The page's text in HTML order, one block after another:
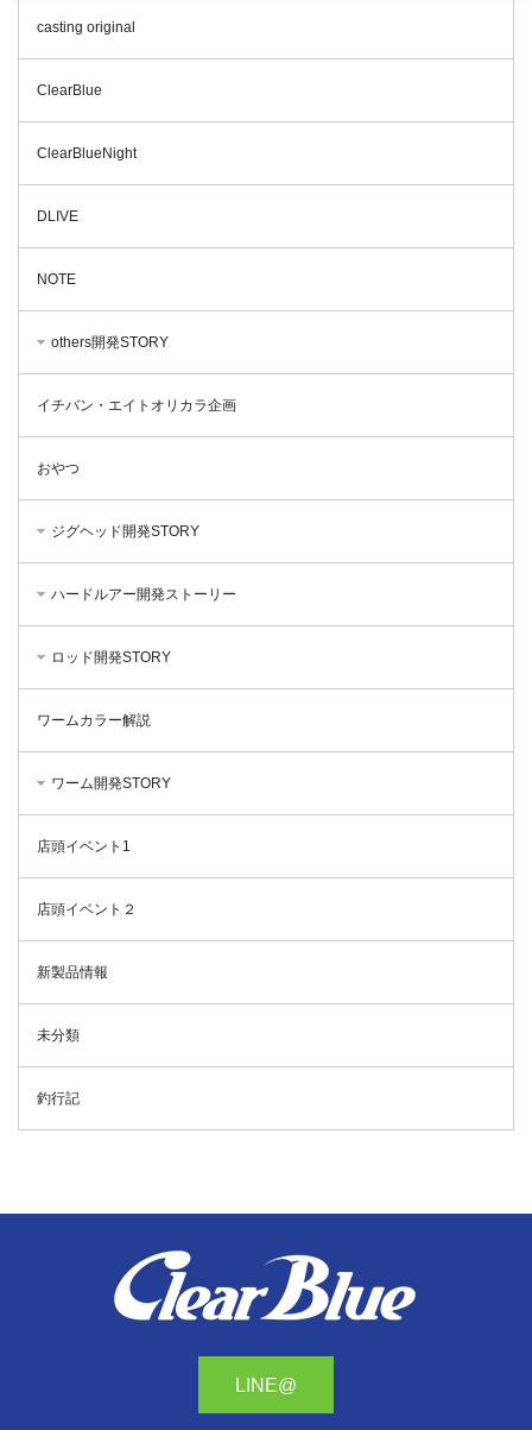
casting original
ClearBlue
ClearBlueNight
DLIVE
NOTE
others開発STORY
イチバン・エイトオリカラ企画
おやつ
ジグヘッド開発STORY
ハードルアー開発ストーリー
ロッド開発STORY
ワームカラー解説
ワーム開発STORY
店頭イベント1
店頭イベント２
新製品情報
未分類
釣行記
LINE@